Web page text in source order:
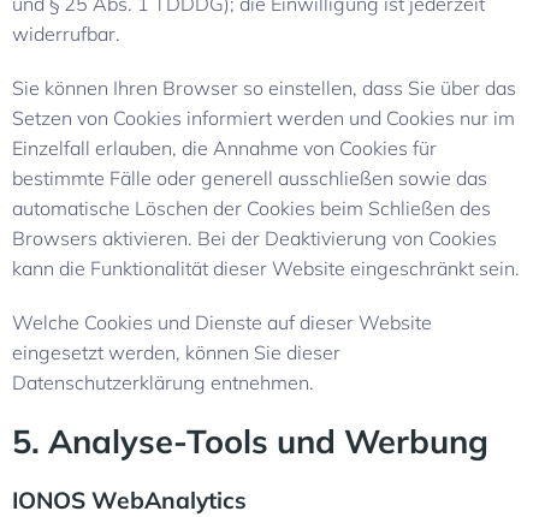
widerrufbar.
Sie können Ihren Browser so einstellen, dass Sie über das
Setzen von Cookies informiert werden und Cookies nur im
Einzelfall erlauben, die Annahme von Cookies für
bestimmte Fälle oder generell ausschließen sowie das
automatische Löschen der Cookies beim Schließen des
Browsers aktivieren. Bei der Deaktivierung von Cookies
kann die Funktionalität dieser Website eingeschränkt sein.
Welche Cookies und Dienste auf dieser Website
eingesetzt werden, können Sie dieser
Datenschutzerklärung entnehmen.
5. Analyse-Tools und Werbung
IONOS WebAnalytics